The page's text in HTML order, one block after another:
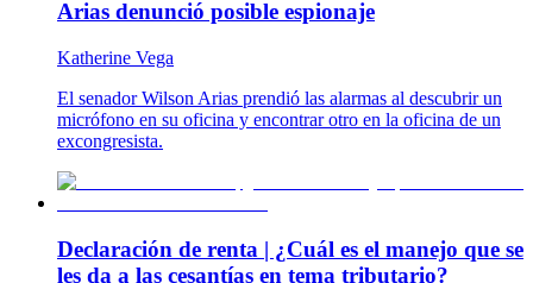
Arias denunció posible espionaje
Katherine Vega
El senador Wilson Arias prendió las alarmas al descubrir un
micrófono en su oficina y encontrar otro en la oficina de un
excongresista.
Declaración de renta | ¿Cuál es el manejo que se
les da a las cesantías en tema tributario?